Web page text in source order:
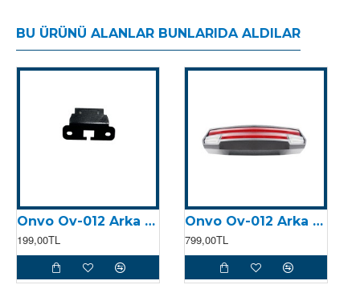
BU ÜRÜNÜ ALANLAR BUNLARIDA ALDILAR
Onvo Ov-012 Arka Stop Lambası Bağlantı Demiri (2023)
199,00TL
Onvo Ov-012 Arka Stop Lambası (2023)
799,00TL